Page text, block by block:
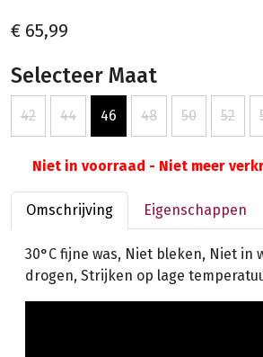
€ 65,99
Selecteer Maat
42 44 46 48 50 52
Niet in voorraad - Niet meer
Omschrijving Eigenschappen
30°C fijne was, Niet bleken, Niet in
drogen, Strijken op lage